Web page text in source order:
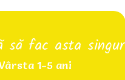
să fac asta singur
1-5 ani